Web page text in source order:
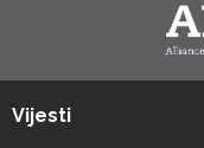
Vijesti